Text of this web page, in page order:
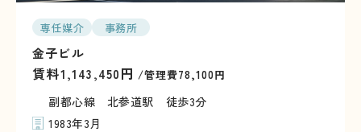
専任媒介 事務所
金子ビル
賃料1,143,450円 /管理費78,100円
副都心線 北参道駅 徒歩3分
1983年3月